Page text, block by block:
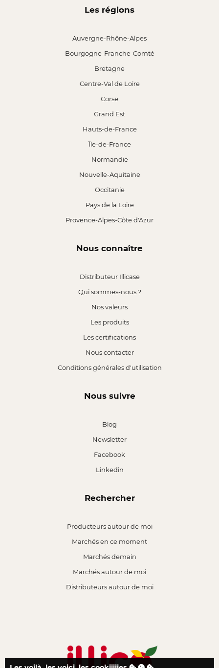
Les régions
Auvergne-Rhône-Alpes
Bourgogne-Franche-Comté
Bretagne
Centre-Val de Loire
Corse
Grand Est
Hauts-de-France
Île-de-France
Normandie
Nouvelle-Aquitaine
Occitanie
Pays de la Loire
Provence-Alpes-Côte d'Azur
Nous connaître
Distributeur Illicase
Qui sommes-nous ?
Nos valeurs
Les produits
Les certifications
Nous contacter
Conditions générales d'utilisation
Nous suivre
Blog
Newsletter
Facebook
Linkedin
Rechercher
Producteurs autour de moi
Marchés en ce moment
Marchés demain
Marchés autour de moi
Distributeurs autour de moi